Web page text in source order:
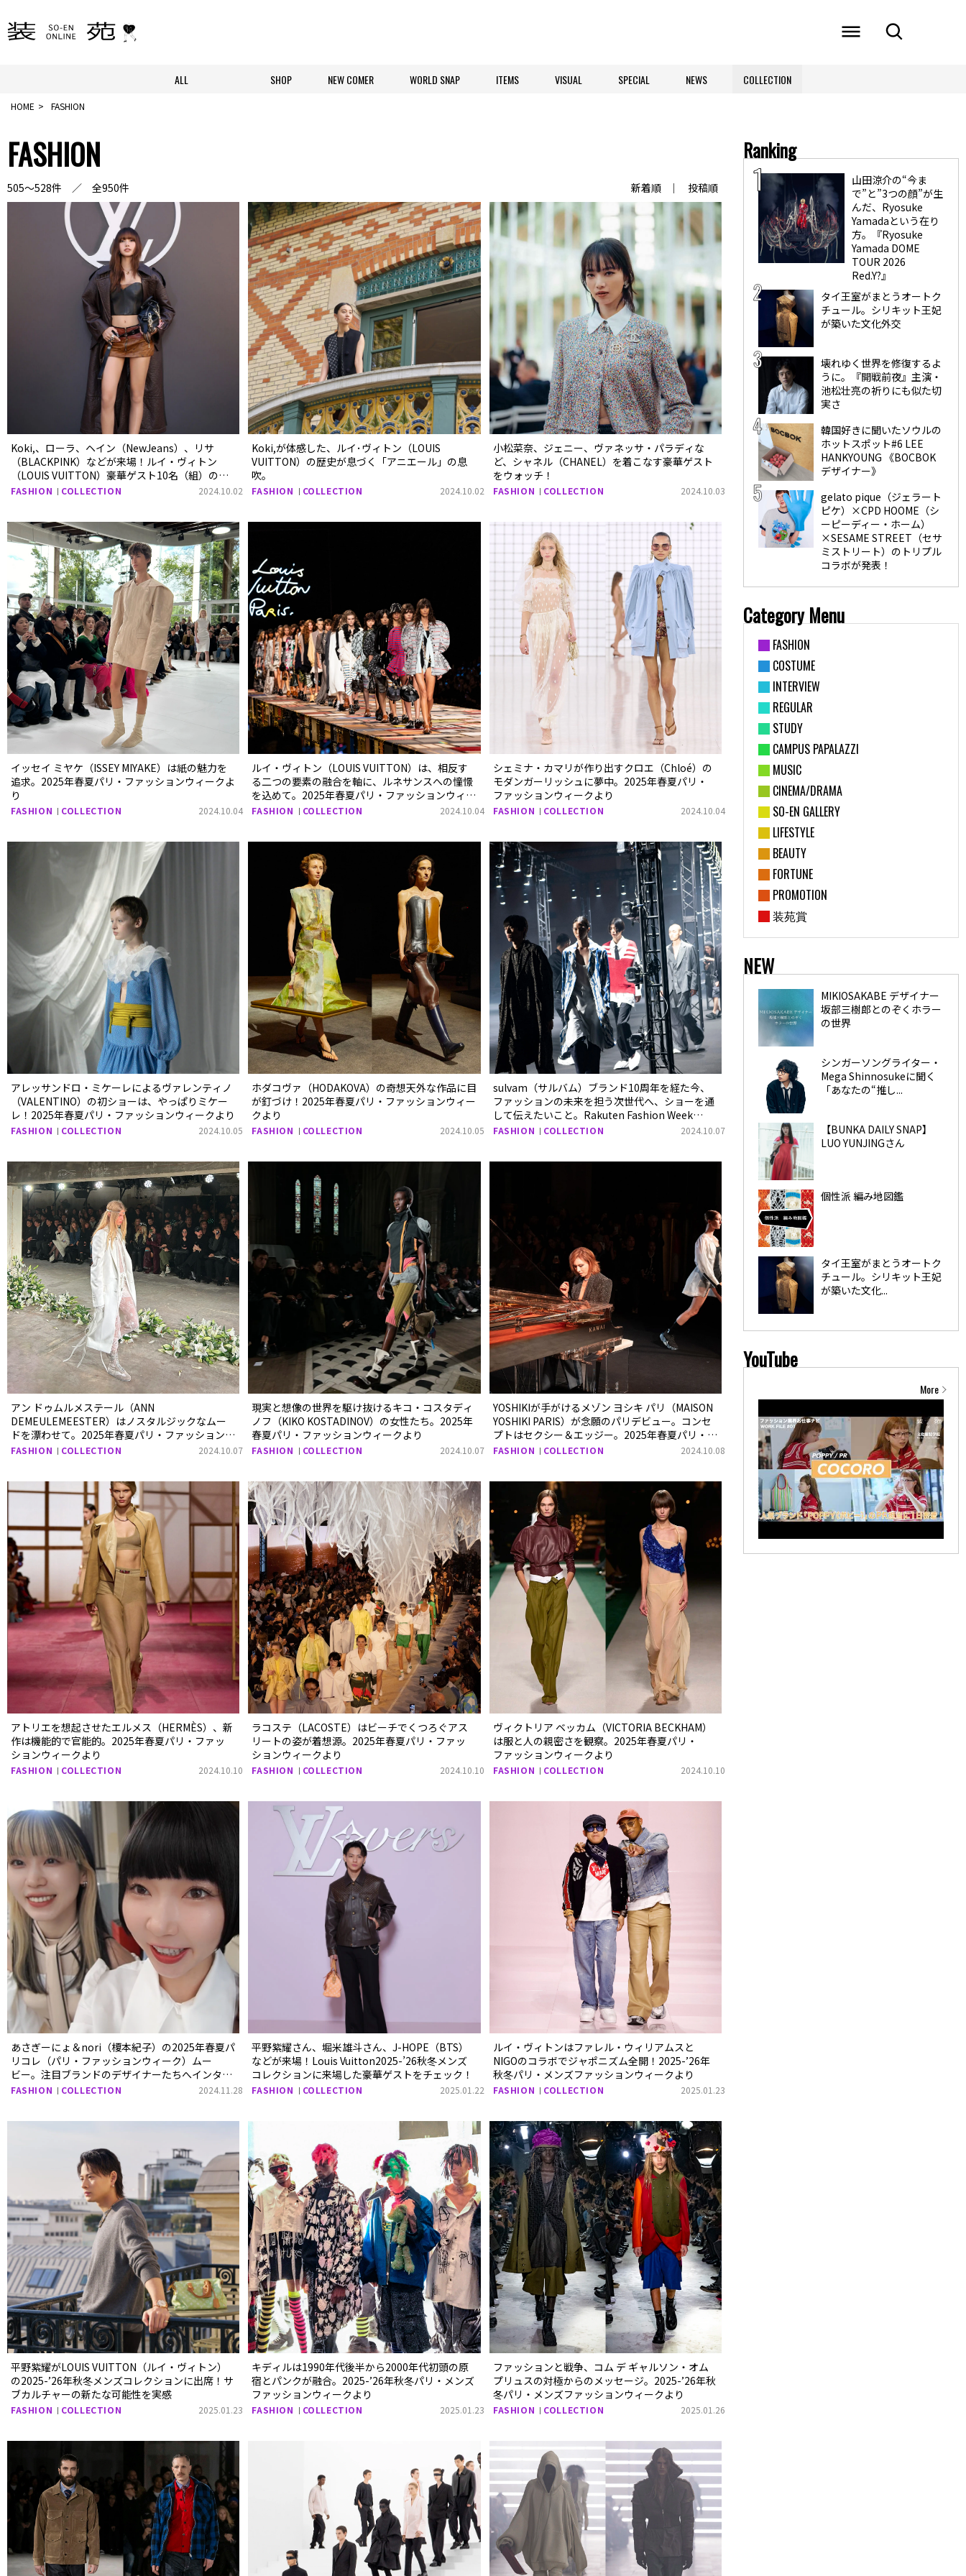
ALL SHOP NEW COMER WORLD SNAP ITEMS VISUAL SPECIAL NEWS COLLECTION
HOME FASHION
FASHION
505～528件 ／ 全950件 新着順 投稿順
Koki,、ローラ、ヘイン（NewJeans）、リサ
（BLACKPINK）などが来場！ルイ・ヴィトン
（LOUIS VUITTON）豪華ゲスト10名（組）の
2025年春夏ウィメンズ・ショーSNAP
FASHION COLLECTION 2024.10.02
Koki,が体感した、ルイ･ヴィトン（LOUIS
VUITTON）の歴史が息づく「アニエール」の息
吹。
FASHION COLLECTION 2024.10.02
小松菜奈、ジェニー、ヴァネッサ・パラディな
ど、シャネル（CHANEL）を着こなす豪華ゲスト
をウォッチ！
FASHION COLLECTION 2024.10.03
イッセイ ミヤケ（ISSEY MIYAKE）は紙の魅力を
追求。2025年春夏パリ・ファッションウィークよ
り
FASHION COLLECTION 2024.10.04
ルイ・ヴィトン（LOUIS VUITTON）は、相反す
る二つの要素の融合を軸に、ルネサンスへの憧憬
を込めて。2025年春夏パリ・ファッションウィー
クより
FASHION COLLECTION 2024.10.04
シェミナ・カマリが作り出すクロエ（Chloé）の
モダンガーリッシュに夢中。2025年春夏パリ・
ファッションウィークより
FASHION COLLECTION 2024.10.04
アレッサンドロ・ミケーレによるヴァレンティノ
（VALENTINO）の初ショーは、やっぱりミケー
レ！2025年春夏パリ・ファッションウィークより
FASHION COLLECTION 2024.10.05
ホダコヴァ（HODAKOVA）の奇想天外な作品に目
が釘づけ！2025年春夏パリ・ファッションウィー
クより
FASHION COLLECTION 2024.10.05
sulvam（サルバム）ブランド10周年を経た今、
ファッションの未来を担う次世代へ、ショーを通
して伝えたいこと。Rakuten Fashion Week
Tokyo 2025 S/S レポート
FASHION COLLECTION 2024.10.07
アン ドゥムルメステール（ANN
DEMEULEMEESTER）はノスタルジックなムー
ドを漂わせて。2025年春夏パリ・ファッション
ウィークより
FASHION COLLECTION 2024.10.07
現実と想像の世界を駆け抜けるキコ・コスタディ
ノフ（KIKO KOSTADINOV）の女性たち。2025年
春夏パリ・ファッションウィークより
FASHION COLLECTION 2024.10.07
YOSHIKIが手がけるメゾン ヨシキ パリ（MAISON
YOSHIKI PARIS）が念願のパリデビュー。コンセ
プトはセクシー＆エッジー。2025年春夏パリ・
ファッションウィークより
FASHION COLLECTION 2024.10.08
アトリエを想起させたエルメス（HERMÈS）、新
作は機能的で官能的。2025年春夏パリ・ファッ
ションウィークより
FASHION COLLECTION 2024.10.10
ラコステ（LACOSTE）はビーチでくつろぐアス
リートの姿が着想源。2025年春夏パリ・ファッ
ションウィークより
FASHION COLLECTION 2024.10.10
ヴィクトリア ベッカム（VICTORIA BECKHAM）
は服と人の親密さを観察。2025年春夏パリ・
ファッションウィークより
FASHION COLLECTION 2024.10.10
あさぎーにょ＆nori（榎本紀子）の2025年春夏パ
リコレ（パリ・ファッションウィーク）ムー
ビー。注目ブランドのデザイナーたちへインタ
ビューも！
FASHION COLLECTION 2024.11.28
平野紫耀さん、堀米雄斗さん、J-HOPE（BTS）
などが来場！Louis Vuitton2025-’26秋冬メンズ
コレクションに来場した豪華ゲストをチェック！
FASHION COLLECTION 2025.01.22
ルイ・ヴィトンはファレル・ウィリアムスと
NIGOのコラボでジャポニズム全開！2025-’26年
秋冬パリ・メンズファッションウィークより
FASHION COLLECTION 2025.01.23
平野紫耀がLOUIS VUITTON（ルイ・ヴィトン）
の2025-’26年秋冬メンズコレクションに出席！サ
ブカルチャーの新たな可能性を実感
FASHION COLLECTION 2025.01.23
キディルは1990年代後半から2000年代初頭の原
宿とパンクが融合。2025-’26年秋冬パリ・メンズ
ファッションウィークより
FASHION COLLECTION 2025.01.23
ファッションと戦争、コム デ ギャルソン・オム
プリュスの対極からのメッセージ。2025-’26年秋
冬パリ・メンズファッションウィークより
FASHION COLLECTION 2025.01.26
Ranking
山田涼介の“今ま
で”と”3つの顔”が生
んだ、Ryosuke
Yamadaという在り
方。『Ryosuke
Yamada DOME
TOUR 2026
Red.Y?』
タイ王室がまとうオートク
チュール。シリキット王妃
が築いた文化外交
壊れゆく世界を修復するよ
うに。『開戦前夜』主演・
池松壮亮の祈りにも似た切
実さ
韓国好きに聞いたソウルの
ホットスポット#6 LEE
HANKYOUNG 《BOCBOK
デザイナー》
gelato pique（ジェラート
ピケ）×CPD HOOME（シ
ーピーディー・ホーム）
×SESAME STREET（セサ
ミストリート）のトリプル
コラボが発表！
Category Menu
FASHION
COSTUME
INTERVIEW
REGULAR
STUDY
CAMPUS PAPALAZZI
MUSIC
CINEMA/DRAMA
SO-EN GALLERY
LIFESTYLE
BEAUTY
FORTUNE
PROMOTION
装苑賞
NEW
MIKIOSAKABE デザイナー
坂部三樹郎とのぞくホラー
の世界
シンガーソングライター・
Mega Shinnosukeに聞く
「あなたの“推し...
【BUNKA DAILY SNAP】
LUO YUNJINGさん
個性派 編み地図鑑
タイ王室がまとうオートク
チュール。シリキット王妃
が築いた文化...
YouTube
More